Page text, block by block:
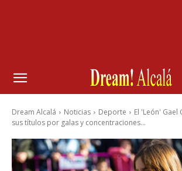
Dream Alcalá Noticias Deporte
El 'León' Gael
sus títulos por galas y concentraciones...